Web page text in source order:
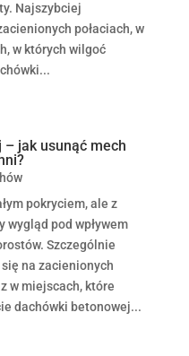
Najszybciej
połaciach, w
w których wilgoć
– jak usunąć mech
pokryciem, ale z
wygląd pod wpływem
Szczególnie
na zacienionych
w miejscach, które
dachówki betonowej...